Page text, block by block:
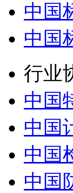
中国
中国
行业
中国
中国
中国
中国